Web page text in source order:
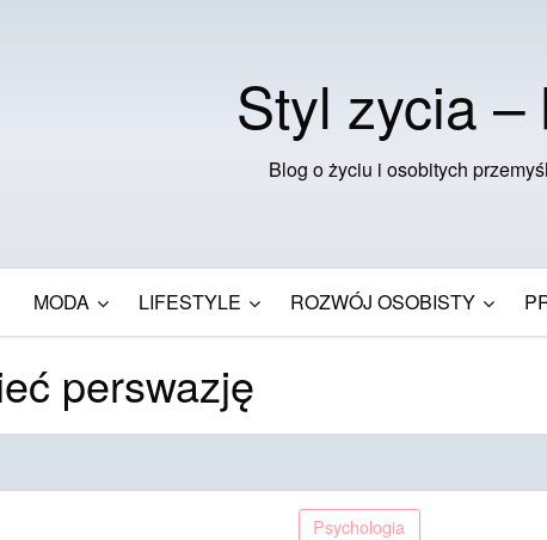
Styl zycia
Blog o życiu i osobitych
MODA LIFESTYLE ROZWÓJ OSOBISTY
perswazję
Psychologia